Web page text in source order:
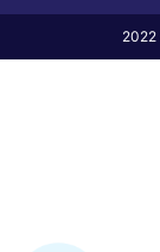
2022